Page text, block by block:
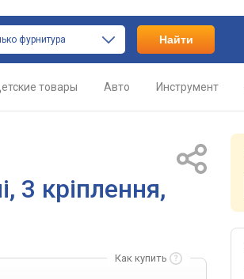
фурнитура Найти
товары Авто Инструмент
3 кріплення,
Как купить